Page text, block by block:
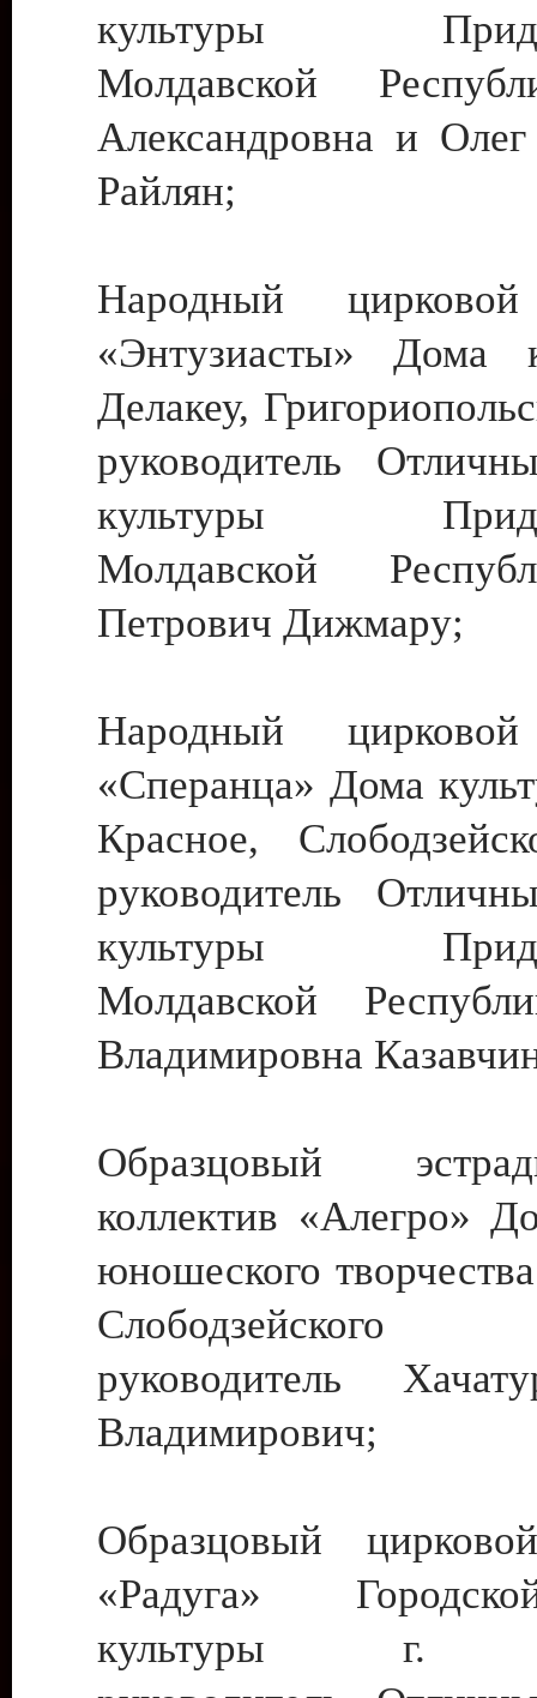
культуры
Молдавской
Александровна и
Райлян;
Народный цирковой
«Энтузиасты» Дома
Делакеу,
руководитель
культуры
Молдавской
Петрович Дижмару;
Народный цирковой
«Сперанца» Дома
Красное,
руководитель
культуры
Молдавской
Владимировна
Образцовый
коллектив «Алегро»
юношеского
руководитель
Владимирович;
Образцовый
«Радуга»
культуры г.